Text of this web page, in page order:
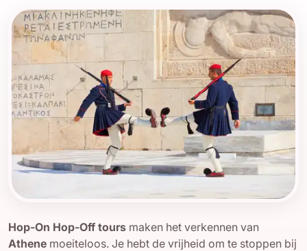
Hop-On Hop-Off tours maken het verkennen van
Athene moeiteloos. Je hebt de vrijheid om te stoppen bij